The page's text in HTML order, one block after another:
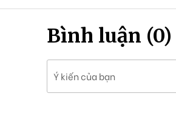
Bình luận (0)
Ý kiến của bạn